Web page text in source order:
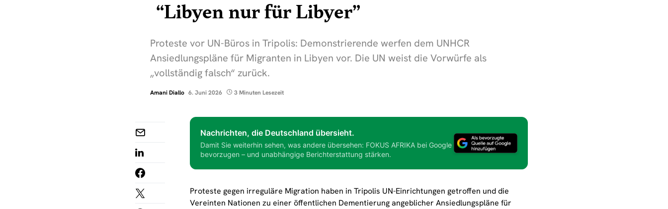
“Libyen nur für Libyer”
Proteste vor UN-Büros in Tripolis: Demonstrierende werfen dem UNHCR
Ansiedlungspläne für Migranten in Libyen vor. Die UN weist die Vorwürfe als
„vollständig falsch“ zurück.
Amani Diallo 6. Juni 2026 3 Minuten Lesezeit
Nachrichten, die Deutschland übersieht.
Damit Sie weiterhin sehen, was andere übersehen: FOKUS AFRIKA bei Google
bevorzugen – und unabhängige Berichterstattung stärken.
Proteste gegen irreguläre Migration haben in Tripolis UN-Einrichtungen getroffen und die
Vereinten Nationen zu einer öffentlichen Dementierung angeblicher Ansiedlungspläne für